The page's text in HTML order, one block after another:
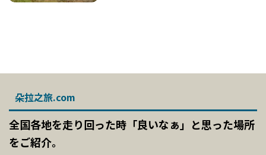
朵拉之旅.com
全国各地を走り回った時「良いなぁ」と思った場所
をご紹介。